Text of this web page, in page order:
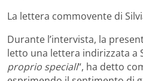
La lettera commovente di
Durante l’intervista, la
letto una lettera indirizzata a
proprio speciali“, ha detto